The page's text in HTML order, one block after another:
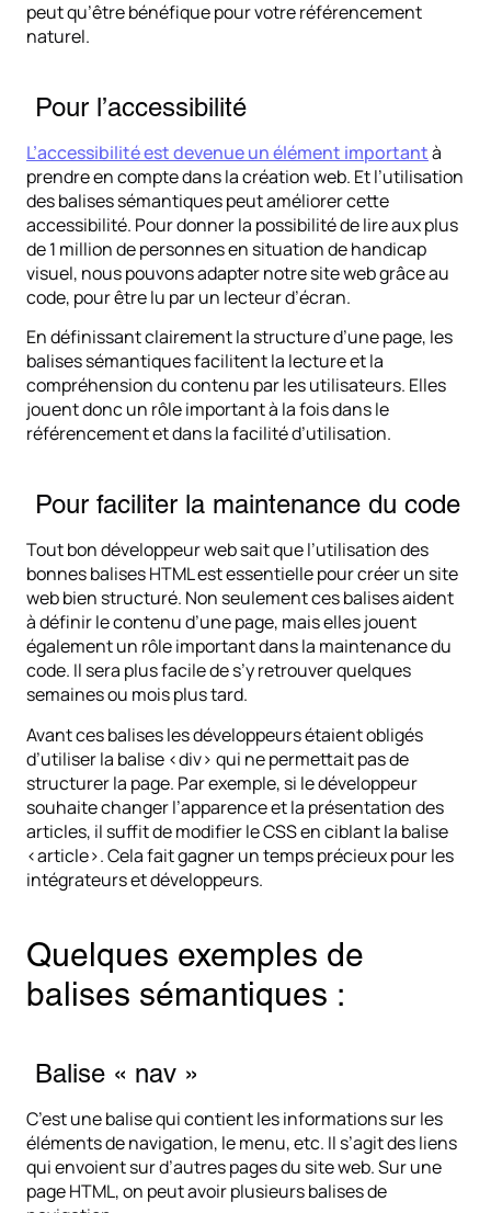
peut qu’être bénéfique pour votre référencement
naturel.
Pour l’accessibilité
L’accessibilité est devenue un élément importantà
prendre en compte dans la création web. Et l’utilisation
des balises sémantiques peut améliorer cette
accessibilité. Pour donner la possibilité de lire aux plus
de 1 million de personnes en situation de handicap
visuel, nous pouvons adapter notre site web grâce au
code, pour être lu par un lecteur d’écran.
En définissant clairement la structure d’une page, les
balises sémantiques facilitent la lecture et la
compréhension du contenu par les utilisateurs. Elles
jouent donc un rôle important à la fois dans le
référencement et dans la facilité d’utilisation.
Pour faciliter la maintenance du code
Tout bon développeur web sait que l’utilisation des
bonnes balises HTML est essentielle pour créer un site
web bien structuré. Non seulement ces balises aident
à définir le contenu d’une page, mais elles jouent
également un rôle important dans la maintenance du
code. Il sera plus facile de s’y retrouver quelques
semaines ou mois plus tard.
Avant ces balises les développeurs étaient obligés
d’utiliser la balise <div> qui ne permettait pas de
structurer la page. Par exemple, si le développeur
souhaite changer l’apparence et la présentation des
articles, il suffit de modifier le CSS en ciblant la balise
<article>. Cela fait gagner un temps précieux pour les
intégrateurs et développeurs.
Quelques exemples de
balises sémantiques :
Balise « nav »
C’est une balise qui contient les informations sur les
éléments de navigation, le menu, etc. Il s’agit des liens
qui envoient sur d’autres pages du site web. Sur une
page HTML, on peut avoir plusieurs balises de